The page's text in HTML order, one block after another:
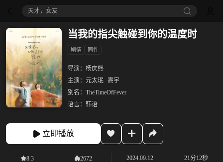
天才，女友
当我的指尖触碰到你的温度时
剧情 同性
导演： 杨庆熙
主演： 元太珉 燾宇
别名： TheTimeOfFever
语言： 韩语
立即播放
8.3 2672
2024.09.12
21分12秒